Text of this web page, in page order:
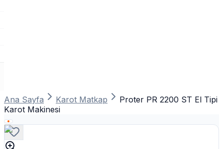
Ana Sayfa Karot Matkap
Proter PR 2200 ST El Tipi
Karot Makinesi